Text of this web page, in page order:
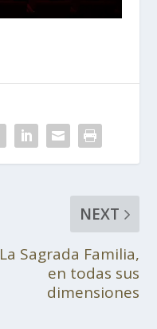
NEXT
La Sagrada Familia,
en todas sus
dimensiones